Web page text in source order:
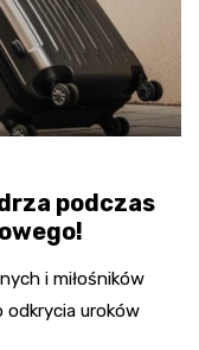
podczas
i miłośników
odkrycia uroków